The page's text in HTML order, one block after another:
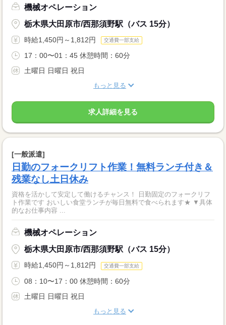
機械オペレーション
栃木県大田原市/西那須野駅（バス 15分）
時給1,450円～1,812円 交通費一部支給
17：00〜01：45 休憩時間：60分
土曜日 日曜日 祝日
もっと見る
求人詳細を見る
[一般派遣]
日勤のフォークリフト作業！無料ランチ付き＆
残業なし土日休み
資格を活かして安定して働けるチャンス！ 日勤固定のフォークリフ
ト作業です おいしい食堂ランチが毎日無料で食べられます★ ▼具体
的なお仕事内容 ...
機械オペレーション
栃木県大田原市/西那須野駅（バス 15分）
時給1,450円～1,812円 交通費一部支給
08：10〜17：00 休憩時間：60分
土曜日 日曜日 祝日
もっと見る